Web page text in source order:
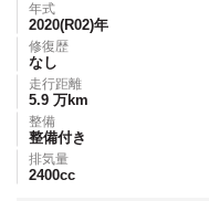
年式
2020(R02)年
修復歴
なし
走行距離
5.9 万km
整備
整備付き
排気量
2400cc